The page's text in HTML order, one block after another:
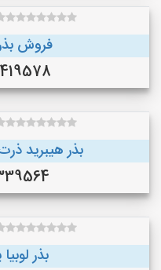
فروش
بذر هیبرید
بذر